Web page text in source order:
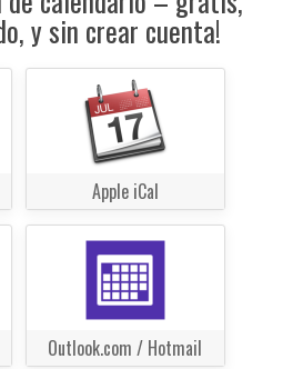
y sin crear cuenta!
Apple iCal
Outlook.com / Hotmail